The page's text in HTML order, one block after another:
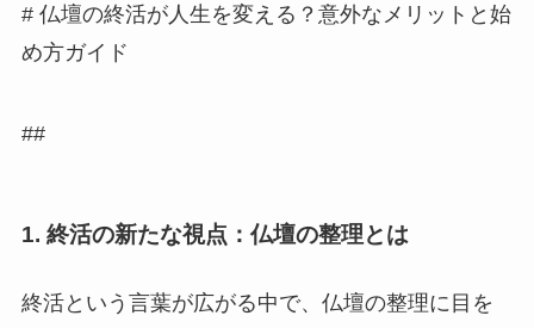
# 仏壇の終活が人生を変える？意外なメリットと始
め方ガイド
##
1. 終活の新たな視点：仏壇の整理とは
終活という言葉が広がる中で、仏壇の整理に目を